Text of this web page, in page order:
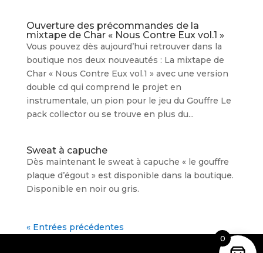
Ouverture des précommandes de la
mixtape de Char « Nous Contre Eux vol.1 »
Vous pouvez dès aujourd’hui retrouver dans la
boutique nos deux nouveautés : La mixtape de
Char « Nous Contre Eux vol.1 » avec une version
double cd qui comprend le projet en
instrumentale, un pion pour le jeu du Gouffre Le
pack collector ou se trouve en plus du...
Sweat à capuche
Dès maintenant le sweat à capuche « le gouffre
plaque d’égout » est disponible dans la boutique.
Disponible en noir ou gris.
« Entrées précédentes
0